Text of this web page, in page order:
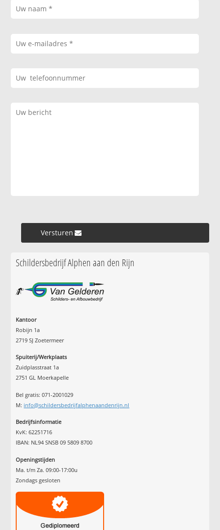
Versturen »
Schildersbedrijf Alphen aan den Rijn
Kantoor
Robijn 1a
2719 SJ Zoetermeer
Spuiterij/Werkplaats
Zuidplasstraat 1a
2751 GL Moerkapelle
Bel gratis: 071-2001029
M: info@schildersbedrijfalphenaandenrijn.nl
Bedrijfsinformatie
KvK: 62251716
IBAN: NL94 SNSB 09 5809 8700
Openingstijden
Ma. t/m Za. 09:00-17:00u
Zondags gesloten